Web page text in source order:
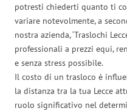
potresti chiederti quanto ti
variare notevolmente, a
nostra azienda, ‘Traslochi
professionali a prezzi equi,
e senza stress possibile.
Il costo di un trasloco è
la distanza tra la tua Lecce
ruolo significativo nel